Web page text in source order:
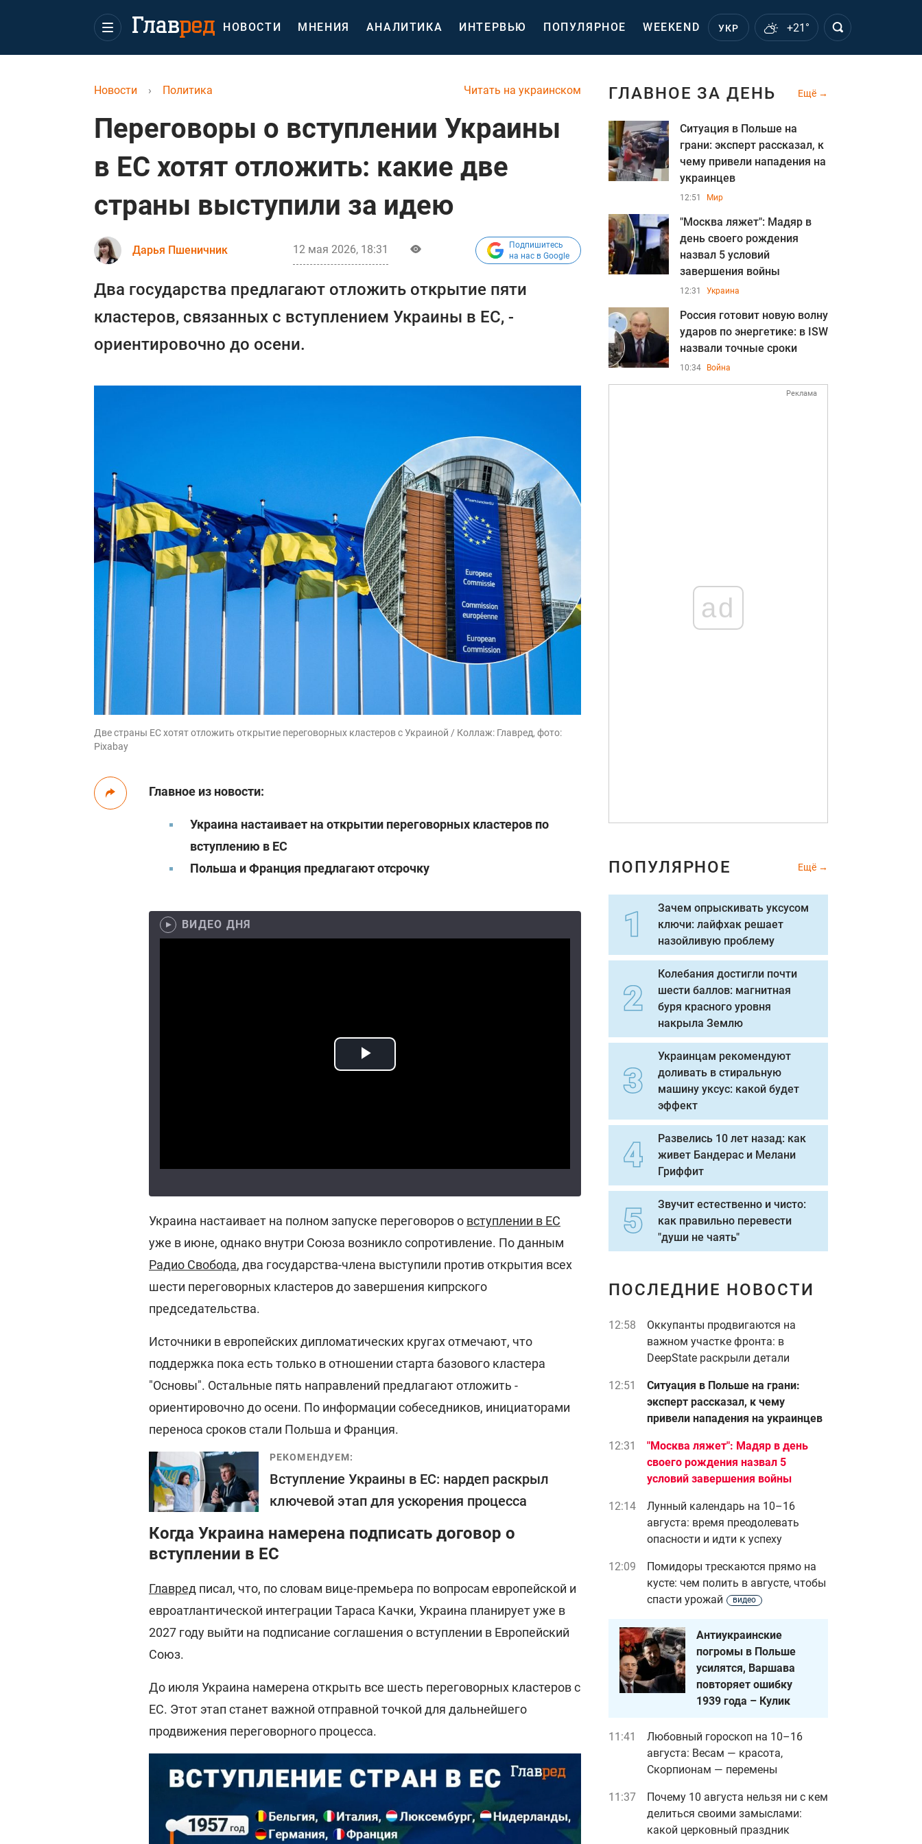
НОВОСТИ МНЕНИЯ АНАЛИТИКА ИНТЕРВЬЮ ПОПУЛЯРНОЕ WEEKEND УКР +21°
Читать на украинском
Новости › Политика
Переговоры о вступлении Украины
в ЕС хотят отложить: какие две
страны выступили за идею
Дарья Пшеничник 12 мая 2026, 18:31
Подпишитесь
на нас в Google
Два государства предлагают отложить открытие пяти
кластеров, связанных с вступлением Украины в ЕС, -
ориентировочно до осени.
Две страны ЕС хотят отложить открытие переговорных кластеров с Украиной / Коллаж: Главред, фото:
Pixabay
Главное из новости:
Украина настаивает на открытии переговорных кластеров по
вступлению в ЕС
Польша и Франция предлагают отсрочку
ВИДЕО ДНЯ
Украина настаивает на полном запуске переговоров о вступлении в ЕС
уже в июне, однако внутри Союза возникло сопротивление. По данным
Радио Свобода, два государства-члена выступили против открытия всех
шести переговорных кластеров до завершения кипрского
председательства.
Источники в европейских дипломатических кругах отмечают, что
поддержка пока есть только в отношении старта базового кластера
"Основы". Остальные пять направлений предлагают отложить -
ориентировочно до осени. По информации собеседников, инициаторами
переноса сроков стали Польша и Франция.
РЕКОМЕНДУЕМ:
Вступление Украины в ЕС: нардеп раскрыл
ключевой этап для ускорения процесса
Когда Украина намерена подписать договор о
вступлении в ЕС
Главред писал, что, по словам вице-премьера по вопросам европейской и
евроатлантической интеграции Тараса Качки, Украина планирует уже в
2027 году выйти на подписание соглашения о вступлении в Европейский
Союз.
До июля Украина намерена открыть все шесть переговорных кластеров с
ЕС. Этот этап станет важной отправной точкой для дальнейшего
продвижения переговорного процесса.
ГЛАВНОЕ ЗА ДЕНЬ Ещё
Ситуация в Польше на
грани: эксперт рассказал, к
чему привели нападения на
украинцев
12:51 Мир
"Москва ляжет": Мадяр в
день своего рождения
назва л 5 условий
завершения войны
12:31 Украина
Россия готовит новую волну
ударов по энергетике: в ISW
назвали точные сроки
10:34 Война
Реклама
ad
ПОПУЛЯРНОЕ Ещё
Зачем опрыскивать уксусом
ключи: лайфхак решает
назойливую проблему
Колебания достигли почти
шести баллов: магнитная
буря красного уровня
накрыла Землю
Украинцам рекомендуют
доливать в стиральную
машину уксус: какой будет
эффект
Развелись 10 лет назад: как
живет Бандерас и Мелани
Гриффит
Звучит естественно и чисто:
как правильно перевести
"души не чаять"
ПОСЛЕДНИЕ НОВОСТИ
12:58
Оккупанты продвигаются на
важном участке фронта: в
DeepState раскрыли детали
12:51
Ситуация в Польше на грани:
эксперт рассказал, к чему
привели нападения на украинцев
12:31
"Москва ляжет": Мадяр в день
своего рождения назва л 5
условий завершения войны
12:14
Лунный календарь на 10–16
августа: время преодолевать
опасности и идти к успеху
12:09
Помидоры трескаются прямо на
кусте: чем полить в августе, чтобы
спасти урожай
видео
Антиукраинские
погромы в Польше
усилятся, Варшава
повторяет ошибку
1939 года – Кулик
11:41
Любовный гороскоп на 10–16
августа: Весам — красота,
Скорпионам — перемены
11:37
Почему 10 августа нельзя ни с кем
делиться своими замыслами:
какой церковный праздник